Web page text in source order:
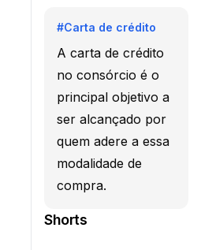
#Carta de crédito
A carta de crédito
no consórcio é o
principal objetivo a
ser alcançado por
quem adere a essa
modalidade de
compra.
Shorts